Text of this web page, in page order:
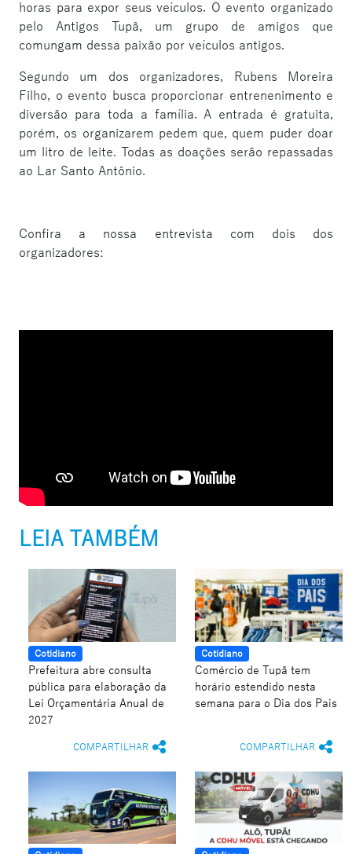
horas para expor seus veículos. O evento organizado
pelo Antigos Tupã, um grupo de amigos que
comungam dessa paixão por veículos antigos.
Segundo um dos organizadores, Rubens Moreira
Filho, o evento busca proporcionar entrenenimento e
diversão para toda a família. A entrada é gratuita,
porém, os organizarem pedem que, quem puder doar
um litro de leite. Todas as doações serão repassadas
ao Lar Santo Antônio.
Confira a nossa entrevista com dois dos
organizadores:
LEIA TAMBÉM
Cotidiano
Prefeitura abre consulta
pública para elaboração da
Lei Orçamentária Anual de
2027
COMPARTILHAR
Cotidiano
Comércio de Tupã tem
horário estendido nesta
semana para o Dia dos Pais
COMPARTILHAR